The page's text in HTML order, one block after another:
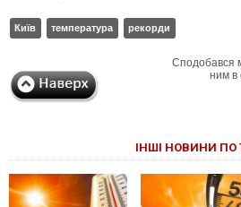
Київ температура рекорди
Сподобався
ним в
ІНШІ НОВИНИ ПО